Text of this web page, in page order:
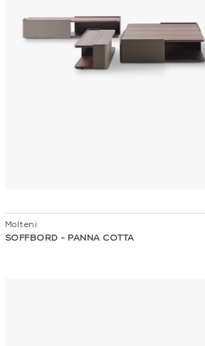
Molteni
SOFFBORD - PANNA COTTA